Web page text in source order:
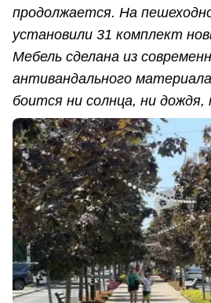
продолжается. На
установили 31 комплект
Мебель сделана из
антивандального
боится ни солнца, ни дождя,